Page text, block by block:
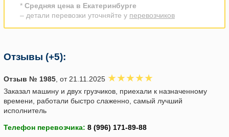
* Средняя цена в Екатеринбурге
– детали перевозки уточняйте у перевозчиков
Отзывы (+5):
Отзыв № 1985 , от 21.11.2025
Заказал машину и двух грузчиков, приехали к назначенному
времени, работали быстро слаженно, самый лучший
исполнитель
Телефон перевозчика: